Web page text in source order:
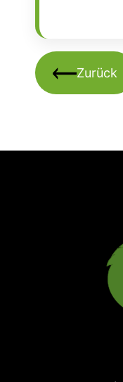
Zurück